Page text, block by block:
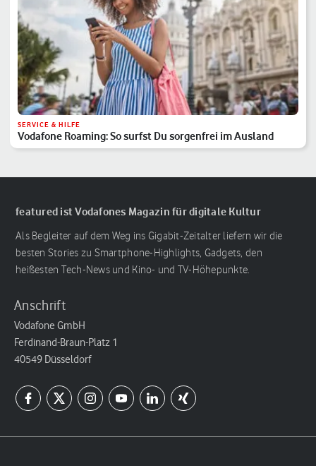
SERVICE & HILFE
Vodafone Roaming: So surfst Du sorgenfrei im Ausland
featured ist Vodafones Magazin für digitale Kultur
Als Begleiter auf dem Weg ins Gigabit-Zeitalter liefern wir die
besten Stories zu Smartphone-Highlights, Gadgets, den
heißesten Tech-News und Kino- und TV-Höhepunkte.
Anschrift
Vodafone GmbH
Ferdinand-Braun-Platz 1
40549 Düsseldorf